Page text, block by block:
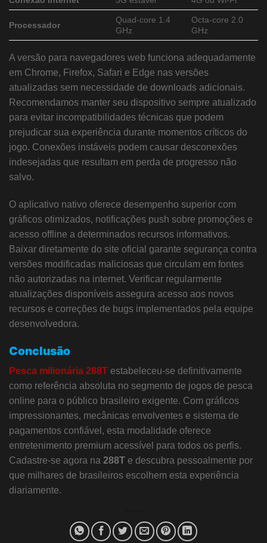
Processador
Quad-core 1.4
GHz
Octa-core 2.0
GHz
A versão para navegadores web funciona adequadamente
em Chrome, Firefox, Safari e Edge nas versões
atualizadas sem necessidade de downloads adicionais.
Recomendamos manter seu dispositivo sempre atualizado
para evitar incompatibilidades técnicas que podem
prejudicar sua experiência durante momentos críticos do
jogo. Conexões instáveis podem causar desconexões
indesejadas que resultam em perda de progresso não
salvo.
O aplicativo nativo oferece desempenho superior com
gráficos otimizados, notificações push sobre promoções e
acesso offline a determinados recursos informativos.
Baixar diretamente do site oficial garante segurança contra
versões modificadas maliciosas que circulam em fontes
não autorizadas na internet. Verificar regularmente
atualizações disponíveis assegura acesso aos novos
recursos e correções de bugs implementados pela equipe
desenvolvedora.
Conclusão
Pesca milionária 288T estabeleceu-se definitivamente
como referência absoluta no segmento de jogos de pesca
online para o público brasileiro exigente. Com gráficos
impressionantes, mecânicas envolventes e sistema de
pagamentos confiável, esta modalidade oferece
entretenimento premium acessível para todos os perfis.
Cadastre-se agora na 288T e descubra pessoalmente por
que milhares de brasileiros escolhem esta experiência
diariamente.